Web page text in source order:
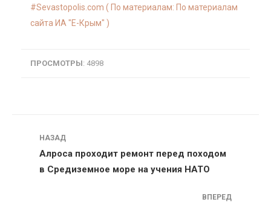
Sevastopolis.com ( По материалам: По материалам
сайта ИА "E-Крым" )
ПРОСМОТРЫ: 4898
Навигация
НАЗАД
Алроса проходит ремонт перед походом
в Средиземное море на учения НАТО
ВПЕРЕД